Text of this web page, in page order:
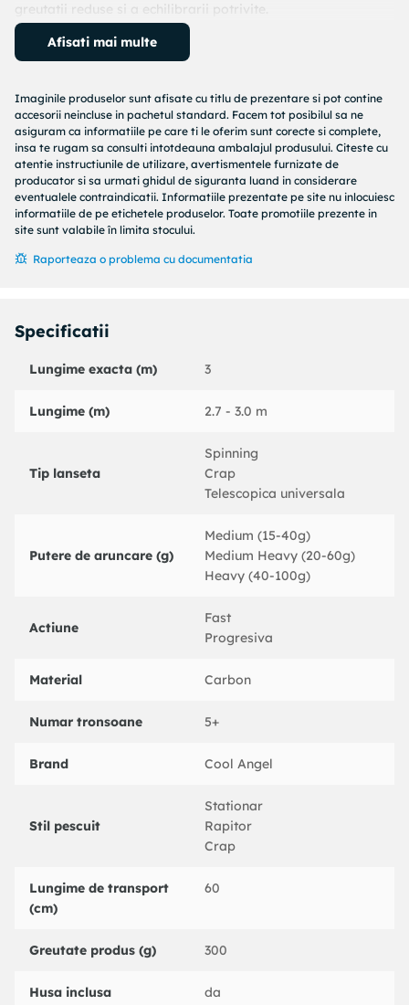
greutatii reduse si a echilibrarii potrivite.
Greutatea ei mica face pescuitul cu aceasta lansetă o
plăcere pe tot parcursul zilei. Elementele undiței sunt
Pachetul conține:
Lanseta 3 m;
Mulinetă NBR cu tambur de 3000;
Senzor luminos si acustic cu tija si baterie ;
Swinger led cu conectare la senzor; (culori disponibile verde,
rosu,galben, albastru)
altfel veti primi o culoare din cele disponibile!!!
Caracteristici tehnice mulinetă:
Frană micrometrică multi-disc spate sustinută de discuri
Sistem S-Stroke care asigură o asezare uniformă a firului,
permițând astfel aruncari lungi si directionate;
Raport de recuperare: 5,2:1;
- Lanseta 3 m - 300 g;
- Mulinetă - 300 g;
Afisati mai multe
Imaginile produselor sunt afisate cu titlu de prezentare si pot contine
accesorii neincluse in pachetul standard. Facem tot posibilul sa ne
asiguram ca informatiile pe care ti le oferim sunt corecte si complete,
insa te rugam sa consulti intotdeauna ambalajul produsului. Citeste cu
atentie instructiunile de utilizare, avertismentele furnizate de
producator si sa urmati ghidul de siguranta luand in considerare
eventualele contraindicatii. Informatiile prezentate pe site nu inlocuiesc
informatiile de pe etichetele produselor. Toate promotiile prezente in
site sunt valabile în limita stocului.
Raporteaza o problema cu documentatia
Specificatii
Lungime exacta (m) 3
Lungime (m) 2.7 - 3.0 m
Tip lanseta
Spinning
Crap
Telescopica universala
Putere de aruncare (g)
Medium (15-40g)
Medium Heavy (20-60g)
Heavy (40-100g)
Actiune
Fast
Progresiva
Material Carbon
Numar tronsoane 5+
Brand Cool Angel
Stil pescuit
Stationar
Rapitor
Crap
Lungime de transport
(cm)
60
Greutate produs (g) 300
Husa inclusa da